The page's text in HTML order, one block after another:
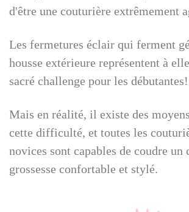
d'être une couturière extrêmement
Les fermetures éclair qui ferment
housse extérieure représentent à
sacré challenge pour les débutantes!
Mais en réalité, il existe des
cette difficulté, et toutes les
novices sont capables de coudre un
grossesse confortable et stylé.